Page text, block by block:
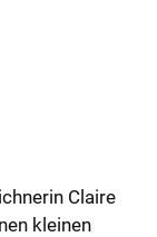
Claire
kleinen